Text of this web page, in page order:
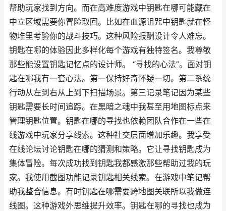
帮助玩家找到方向。而在高难度游戏中钥匙在哪可能藏在
中立区域需要你冒险取回。比如在血源诅咒中钥匙就在怪
物堆里考验你的战斗技巧。这种风险报酬设计令人难忘。
钥匙在哪的体验因此多样化每个游戏有独特签名。我尊敬
那些能设置钥匙记忆点的设计师。 “寻找的心法”。面对钥
匙在哪我有一套心法。第一保持好奇怀疑一切。第二系统
行动从左到右从上到下扫描场景。第三记录笔记因为某些
钥匙需要长时间追踪。在黑暗之魂中我甚至用地图标点来
管理钥匙位置。钥匙在哪的寻找也依赖团队合作在一些在
线游戏中玩家分享线索。这种社交层面增加乐趣。我享受
在线论坛讨论钥匙在哪的猜测和策略。它让寻找钥匙成为
集体冒险。每次成功找到钥匙我都感激那些帮助过我的玩
家。我使用截图功能记录钥匙相关线索。在游戏中笔记帮
助我整合信息。有时钥匙在哪需要跨地图关联所以我做连
线图。这种游戏外思维提升效率。钥匙在哪的寻找也成为